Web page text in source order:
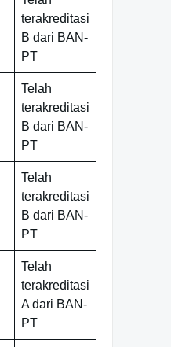
terakreditasi
B dari BAN-
PT
Telah
terakreditasi
B dari BAN-
PT
Telah
terakreditasi
B dari BAN-
PT
Telah
terakreditasi
A dari BAN-
PT